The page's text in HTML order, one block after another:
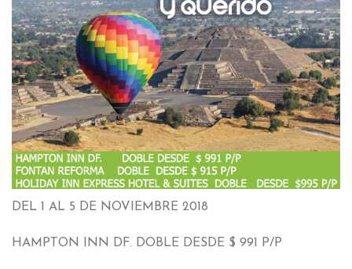
DEL 1 AL 5 DE NOVIEMBRE 2018
HAMPTON INN DF. DOBLE DESDE $ 991 P/P